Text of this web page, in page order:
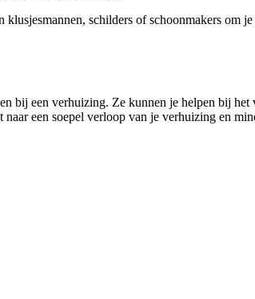
klusjesmannen, schilders of schoonmakers
bij een verhuizing. Ze kunnen je helpen bij
een soepel verloop van je verhuizing en